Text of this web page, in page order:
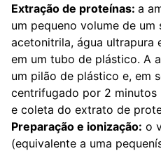
Extração de proteínas: a
um pequeno volume de
acetonitrila, água
em um tubo de plástico. A
um pilão de plástico e, em
centrifugado por 2
e coleta do extrato de
Preparação e ionização: o
(equivalente a uma